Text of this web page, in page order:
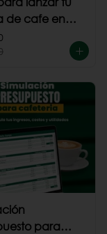
de cafe en
para